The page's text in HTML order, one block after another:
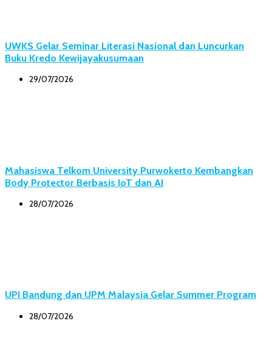
UWKS Gelar Seminar Literasi Nasional dan Luncurkan
Buku Kredo Kewijayakusumaan
29/07/2026
Mahasiswa Telkom University Purwokerto Kembangkan
Body Protector Berbasis IoT dan AI
28/07/2026
UPI Bandung dan UPM Malaysia Gelar Summer Program
28/07/2026